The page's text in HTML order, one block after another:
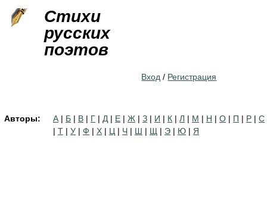
Стихи
русских
поэтов
Вход / Регистрация
Авторы: А | Б | В | Г | Д | Е | Ж | З | И | К | Л | М | Н | О | П | Р | С
| Т | У | Ф | Х | Ц | Ч | Ш | Щ | Э | Ю | Я